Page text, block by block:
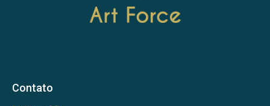
Contato